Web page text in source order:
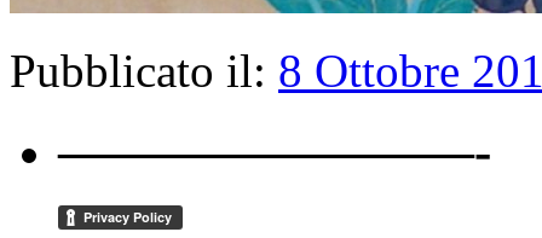
Pubblicato il: 8 Ottobre
————————-